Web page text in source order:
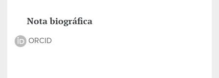
Nota biográfica
ORCID